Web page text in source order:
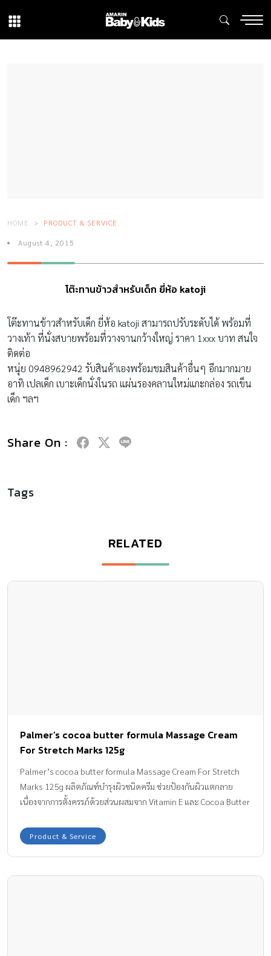
HOME PRODUCT & SERVICE
August 4, 2015
โต๊ะทานข้าวสำหรับเด็ก ยี่ห้อ katoji
โต๊ะทานข้าวสำหรับเด็ก ยี่ห้อ katoji สามารถปรับระดับได้ พร้อมที่
วางเท้า ที่นั่งสบายพร้อมที่วางจานกว้างใหญ่ ราคา 1xxx บาท สนใจ
ติดต่อ
หนุ่ย 0948962942 รับสินค้าเองพร้อมชมสินค้าอื่นๆ อีกมากมาย
อาทิ เปลเด็ก เบาะเด็กนั่งในรถ แผ่นรองคลานใหม่แกะกล่อง รถเข็น
เด็ก ฯลฯ
Share On :
Tags
RELATED
Palmer’s cocoa butter formula Massage Cream
For Stretch Marks 125g
Palmer’s cocoa butter formula Massage Cream For Stretch
Marks 125g ผลิตภัณฑ์บำรุงผิวชนิดครีม ช่วยป้องกันผิวแตกลาย
เนื่องจากการตั้งครรภ์ด้วยส่วนผสมจาก Vitamin E และ Cocoa Butter
เมื่อเข้าสู่เดือนที่ 3 ผิวหน้าท้องคุณแม่เริ่มขยาย มีโอกาสแตกลายได้ง่าย
ต้องปกป้องผิวสวยของคุณแม่ด้วย ปาล์มเมอร์ สูตรโกโก้บัตเตอร์ มาซ
พิสูจน์แล้วว่าผิวยืดหยุ่นขึ้น และป้องกันผิวสวยตั้งแต่แรกเริ่มของการ
Product & Service